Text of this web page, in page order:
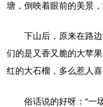
塘，倒映着眼前的美景，
下山后，原来在路
们的是又香又脆的大苹
红的大石榴，多么惹人
俗话说的好呀：“一